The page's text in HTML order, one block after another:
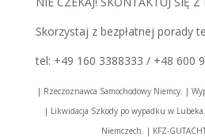
Skorzystaj z bezpłatnej porady
tel: +49 160 3388333 / +48 600
| Rzeczoznawca Samochodowy Niemcy. |
| Likwidacja Szkody po wypadku w
Niemczech. | KFZ-